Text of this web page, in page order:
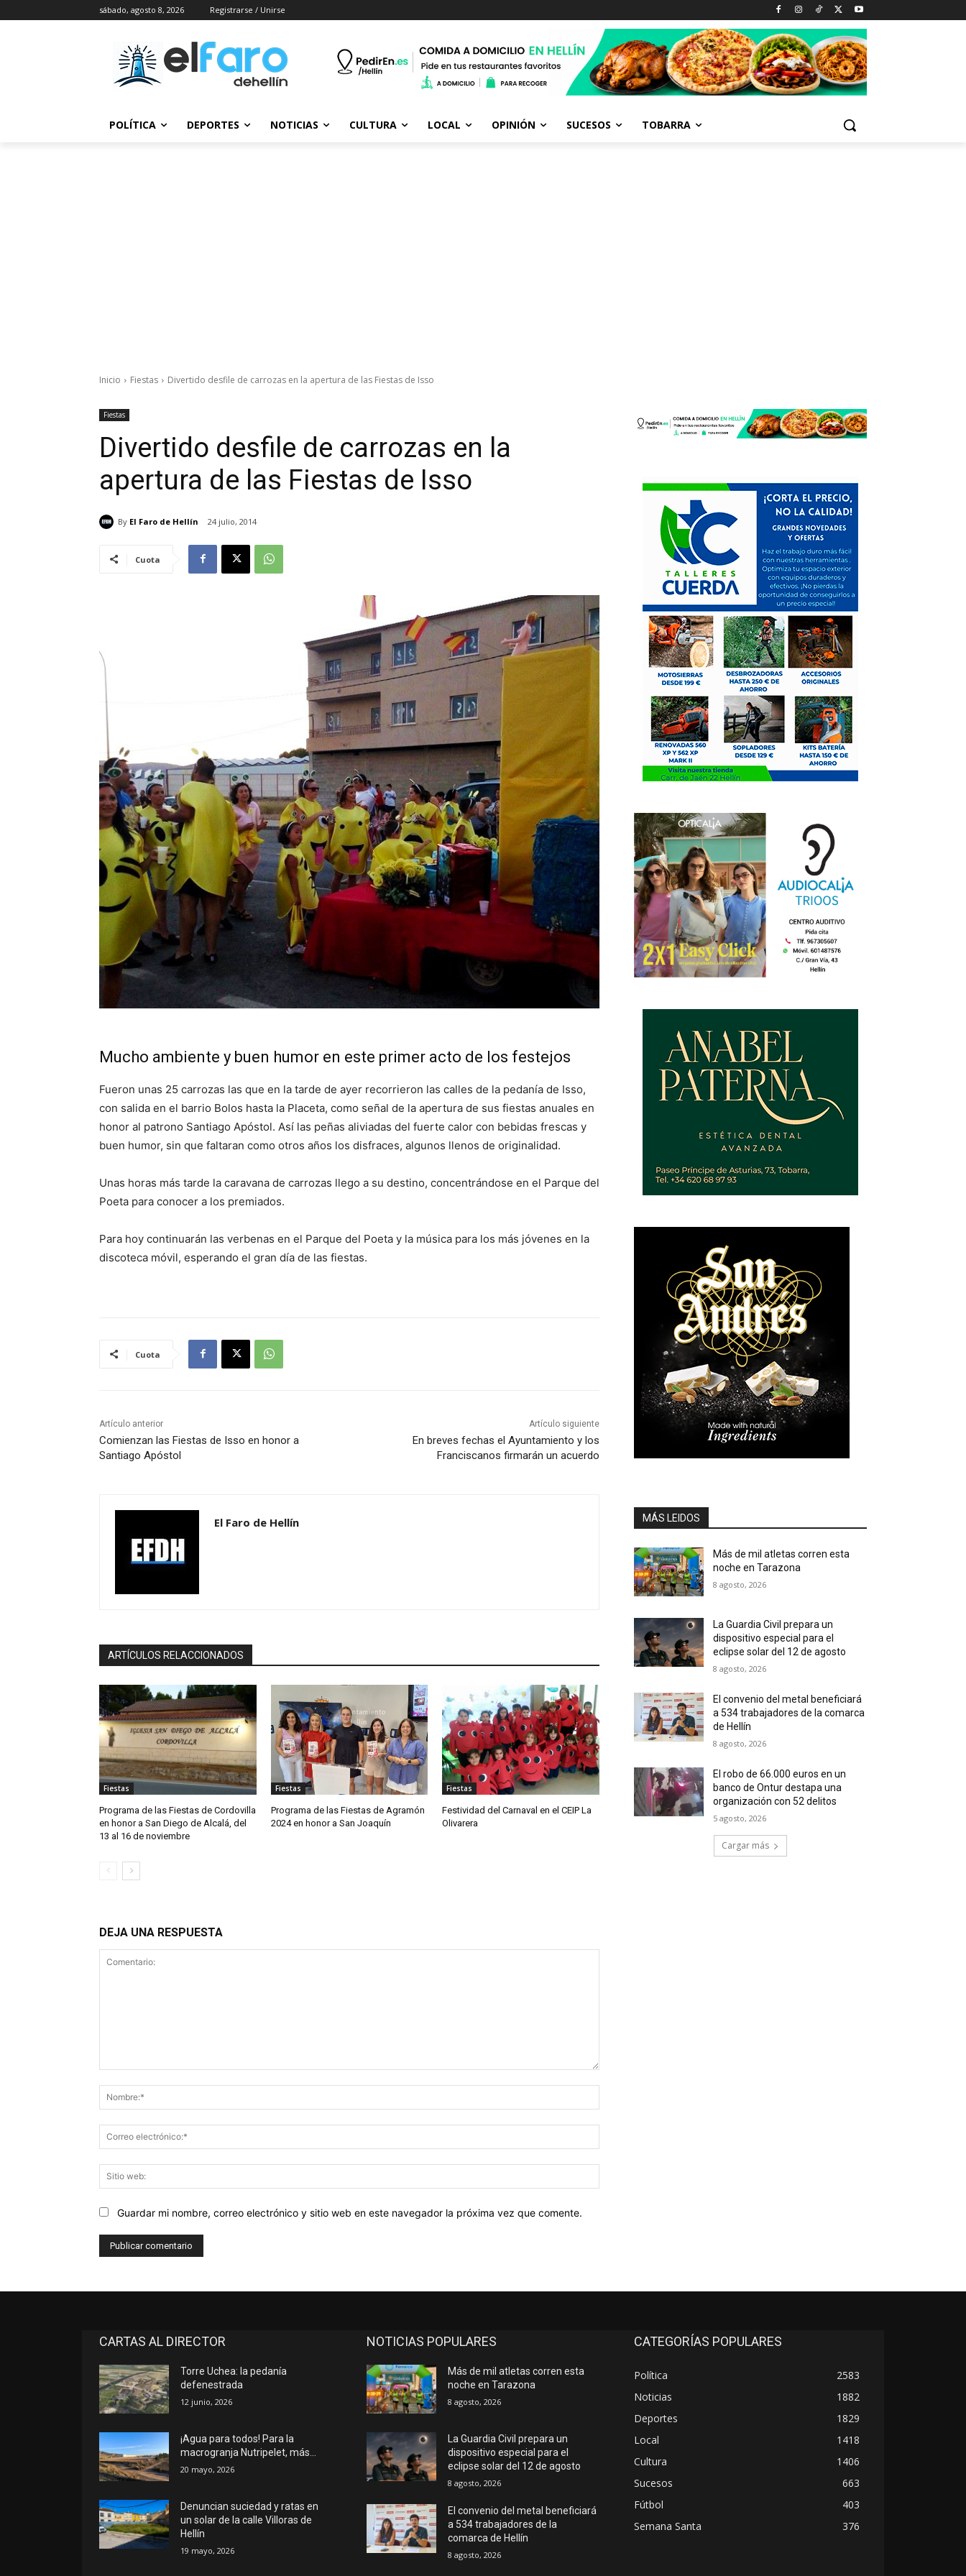
sábado, agosto 8, 2026 Registrarse / Unirse
POLÍTICA DEPORTES NOTICIAS CULTURA LOCAL OPINIÓN SUCESOS TOBARRA
Inicio Fiestas Divertido desfile de carrozas en la apertura de las Fiestas de Isso
Fiestas
Divertido desfile de carrozas en la
apertura de las Fiestas de Isso
By El Faro de Hellín 24 julio, 2014
Cuota
Mucho ambiente y buen humor en este primer acto de los festejos
Fueron unas 25 carrozas las que en la tarde de ayer recorrieron las calles de la pedanía de Isso,
con salida en el barrio Bolos hasta la Placeta, como señal de la apertura de sus fiestas anuales en
honor al patrono Santiago Apóstol. Así las peñas aliviadas del fuerte calor con bebidas frescas y
buen humor, sin que faltaran como otros años los disfraces, algunos llenos de originalidad.
Unas horas más tarde la caravana de carrozas llego a su destino, concentrándose en el Parque del
Poeta para conocer a los premiados.
Para hoy continuarán las verbenas en el Parque del Poeta y la música para los más jóvenes en la
discoteca móvil, esperando el gran día de las fiestas.
Cuota
Artículo anterior
Comienzan las Fiestas de Isso en honor a
Santiago Apóstol
Artículo siguiente
En breves fechas el Ayuntamiento y los
Franciscanos firmarán un acuerdo
El Faro de Hellín
ARTÍCULOS RELACCIONADOS
Fiestas
Programa de las Fiestas de Cordovilla
en honor a San Diego de Alcalá, del
13 al 16 de noviembre
Fiestas
Programa de las Fiestas de Agramón
2024 en honor a San Joaquín
Fiestas
Festividad del Carnaval en el CEIP La
Olivarera
DEJA UNA RESPUESTA
electrónico:*
web:
Guardar mi nombre, correo electrónico y sitio web en este navegador la próxima vez que comente.
MÁS LEIDOS
Más de mil atletas corren esta
noche en Tarazona
8 agosto, 2026
La Guardia Civil prepara un
dispositivo especial para el
eclipse solar del 12 de agosto
8 agosto, 2026
El convenio del metal beneficiará
a 534 trabajadores de la comarca
de Hellín
8 agosto, 2026
El robo de 66.000 euros en un
banco de Ontur destapa una
organización con 52 delitos
5 agosto, 2026
Cargar más
CARTAS AL DIRECTOR
Torre Uchea: la pedanía
defenestrada
12 junio, 2026
¡Agua para todos! Para la
macrogranja Nutripelet, más…
20 mayo, 2026
Denuncian suciedad y ratas en
un solar de la calle Villoras de
Hellín
19 mayo, 2026
NOTICIAS POPULARES
Más de mil atletas corren esta
noche en Tarazona
8 agosto, 2026
La Guardia Civil prepara un
dispositivo especial para el
eclipse solar del 12 de agosto
8 agosto, 2026
El convenio del metal beneficiará
a 534 trabajadores de la
comarca de Hellín
8 agosto, 2026
CATEGORÍAS POPULARES
Política
2583
Noticias
1882
Deportes
1829
Local
1418
Cultura
1406
Sucesos
663
Fútbol
403
Semana Santa
376